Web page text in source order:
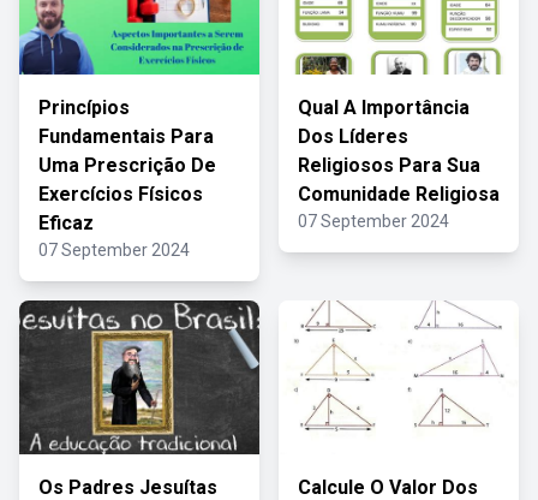
Princípios
Fundamentais Para
Uma Prescrição De
Exercícios Físicos
Eficaz
07 September 2024
Qual A Importância
Dos Líderes
Religiosos Para Sua
Comunidade Religiosa
07 September 2024
Os Padres Jesuítas
Calcule O Valor Dos